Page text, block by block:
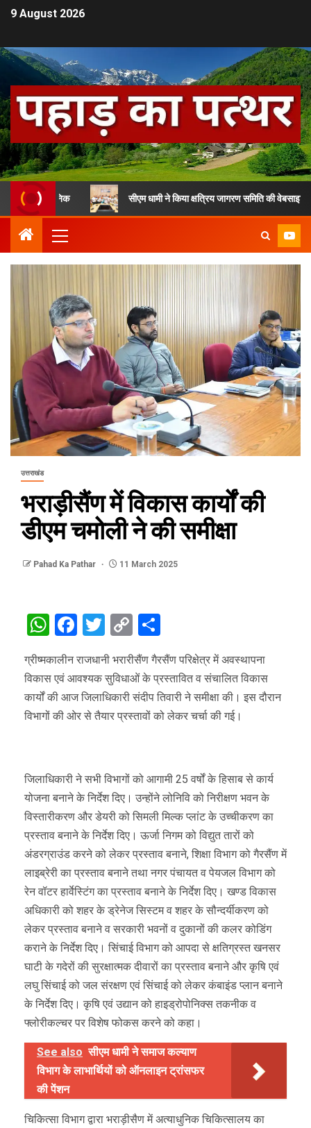
9 August 2026
सैनिक सीएम धामी ने किया क्षत्रिय जागरण समिति की वेबसाइट का विमोचन
उत्तराखंड
भराड़ीसैंण में विकास कार्यों की
डीएम चमोली ने की समीक्षा
Pahad Ka Pathar 11 March 2025
WhatsApp
Facebook
Twitter
Copy
Link
ग्रीष्मकालीन राजधानी भरारीसैंण गैरसैंण परिक्षेत्र में अवस्थापना
विकास एवं आवश्यक सुविधाओं के प्रस्तावित व संचालित विकास
कार्यों की आज जिलाधिकारी संदीप तिवारी ने समीक्षा की। इस दौरान
विभागों की ओर से तैयार प्रस्तावों को लेकर चर्चा की गई।
जिलाधिकारी ने सभी विभागों को आगामी 25 वर्षों के हिसाब से कार्य
योजना बनाने के निर्देश दिए। उन्होंने लोनिवि को निरीक्षण भवन के
विस्तारीकरण और डेयरी को सिमली मिल्क प्लांट के उच्चीकरण का
प्रस्ताव बनाने के निर्देश दिए। ऊर्जा निगम को विद्युत तारों को
अंडरग्राउंड करने को लेकर प्रस्ताव बनाने, शिक्षा विभाग को गैरसैंण में
लाइब्रेरी का प्रस्ताव बनाने तथा नगर पंचायत व पेयजल विभाग को
रेन वॉटर हार्वेस्टिंग का प्रस्ताव बनाने के निर्देश दिए। खण्ड विकास
अधिकारी को शहर के ड्रेनेज सिस्टम व शहर के सौन्दर्यीकरण को
लेकर प्रस्ताव बनाने व सरकारी भवनों व दुकानों की कलर कोडिंग
कराने के निर्देश दिए। सिंचाई विभाग को आपदा से क्षतिग्रस्त खनसर
घाटी के गदेरों की सुरक्षात्मक दीवारों का प्रस्ताव बनाने और कृषि एवं
लघु सिंचाई को जल संरक्षण एवं सिंचाई को लेकर कंबाइंड प्लान बनाने
के निर्देश दिए। कृषि एवं उद्यान को हाइड्रोपोनिक्स तकनीक व
फ्लोरीकल्चर पर विशेष फोकस करने को कहा।
See also सीएम धामी ने समाज कल्याण
विभाग के लाभार्थियों को ऑनलाइन ट्रांसफर
की पेंशन
चिकित्सा विभाग द्वारा भराड़ीसैण में अत्याधुनिक चिकित्सालय का